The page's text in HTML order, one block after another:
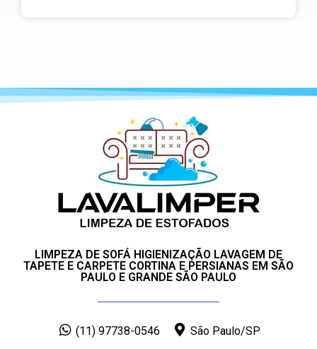
LIMPEZA DE SOFÁ HIGIENIZAÇÃO LAVAGEM DE
TAPETE E CARPETE CORTINA E PERSIANAS EM SÃO
PAULO E GRANDE SÃO PAULO
(11) 97738-0546 São Paulo/SP